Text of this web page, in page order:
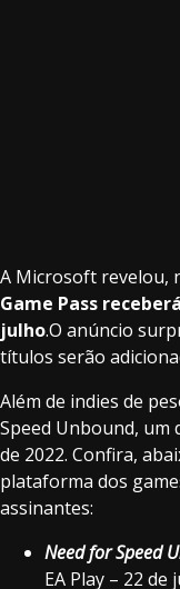
A Microsoft revelou,
Game Pass
julho.O anúncio
títulos serão
Além de indies de
Speed Unbound, um
de 2022. Confira,
plataforma dos
assinantes:
Need for Speed
EA Play – 22 de